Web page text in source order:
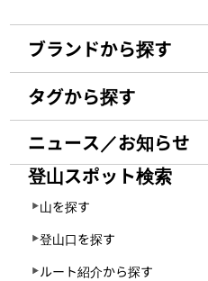
ブランドから探す
タグから探す
ニュース／お知らせ
登山スポット検索
山を探す
登山口を探す
ルート紹介から探す